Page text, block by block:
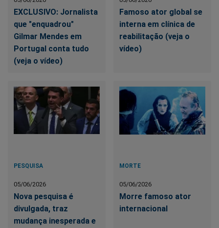
EXCLUSIVO: Jornalista
que "enquadrou"
Gilmar Mendes em
Portugal conta tudo
(veja o vídeo)
Famoso ator global se
interna em clínica de
reabilitação (veja o
vídeo)
PESQUISA
05/06/2026
Nova pesquisa é
divulgada, traz
mudança inesperada e
MORTE
05/06/2026
Morre famoso ator
internacional